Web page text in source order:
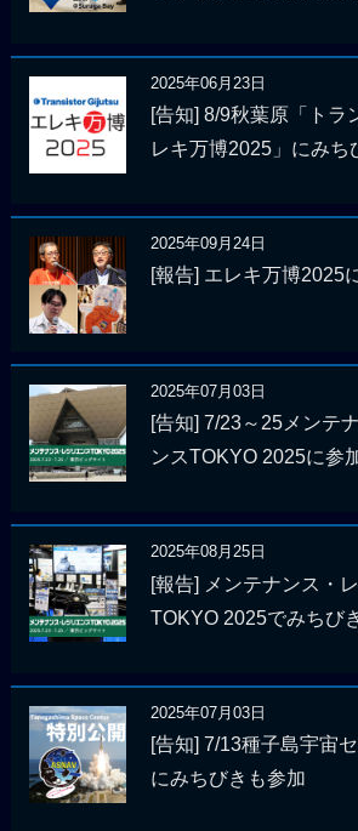
2025年06月23日
[告知] 8/9秋葉原「トラ
レキ万博2025」にみち
2025年09月24日
[報告] エレキ万博2025
2025年07月03日
[告知] 7/23～25メンテ
ンスTOKYO 2025に参
2025年08月25日
[報告] メンテナンス・
TOKYO 2025でみちび
2025年07月03日
[告知] 7/13種子島宇宙
にみちびきも参加